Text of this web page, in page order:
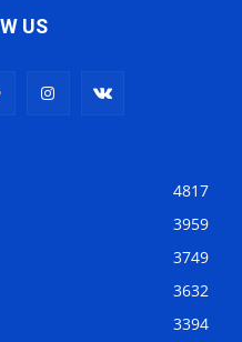
US
4817
3959
3749
3632
3394